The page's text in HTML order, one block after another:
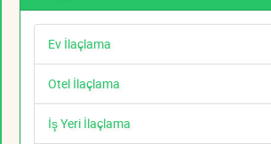
Ev İlaçlama
Otel İlaçlama
İş Yeri İlaçlama